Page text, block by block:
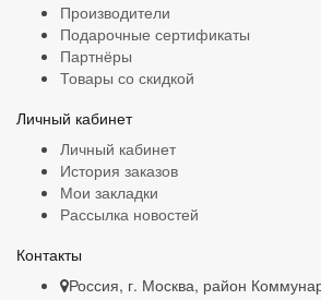
Производители
Подарочные сертификаты
Партнёры
Товары со скидкой
Личный кабинет
Личный кабинет
История заказов
Мои закладки
Рассылка новостей
Контакты
Россия, г. Москва, район